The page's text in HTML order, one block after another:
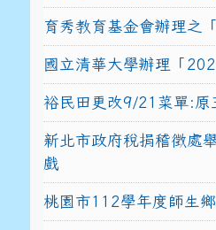
育秀教育基金會辦理之
國立清華大學辦理「
裕民田更改9/21菜單:原
新北市政府稅捐稽徵處
戲
桃園市112學年度師生